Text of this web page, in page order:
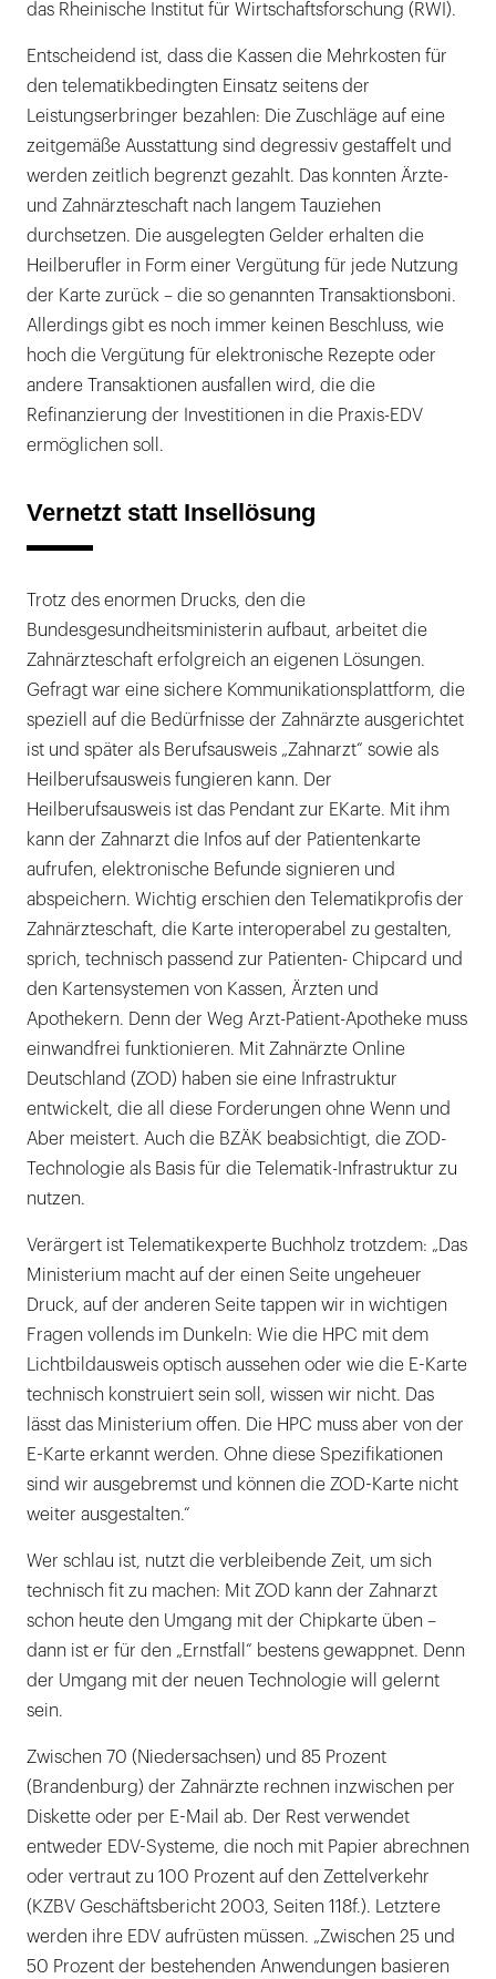
das Rheinische Institut für Wirtschaftsforschung (RWI).
Entscheidend ist, dass die Kassen die Mehrkosten für
den telematikbedingten Einsatz seitens der
Leistungserbringer bezahlen: Die Zuschläge auf eine
zeitgemäße Ausstattung sind degressiv gestaffelt und
werden zeitlich begrenzt gezahlt. Das konnten Ärzte-
und Zahnärzteschaft nach langem Tauziehen
durchsetzen. Die ausgelegten Gelder erhalten die
Heilberufler in Form einer Vergütung für jede Nutzung
der Karte zurück – die so genannten Transaktionsboni.
Allerdings gibt es noch immer keinen Beschluss, wie
hoch die Vergütung für elektronische Rezepte oder
andere Transaktionen ausfallen wird, die die
Refinanzierung der Investitionen in die Praxis-EDV
ermöglichen soll.
Vernetzt statt Insellösung
Trotz des enormen Drucks, den die
Bundesgesundheitsministerin aufbaut, arbeitet die
Zahnärzteschaft erfolgreich an eigenen Lösungen.
Gefragt war eine sichere Kommunikationsplattform, die
speziell auf die Bedürfnisse der Zahnärzte ausgerichtet
ist und später als Berufsausweis „Zahnarzt“ sowie als
Heilberufsausweis fungieren kann. Der
Heilberufsausweis ist das Pendant zur EKarte. Mit ihm
kann der Zahnarzt die Infos auf der Patientenkarte
aufrufen, elektronische Befunde signieren und
abspeichern. Wichtig erschien den Telematikprofis der
Zahnärzteschaft, die Karte interoperabel zu gestalten,
sprich, technisch passend zur Patienten- Chipcard und
den Kartensystemen von Kassen, Ärzten und
Apothekern. Denn der Weg Arzt-Patient-Apotheke muss
einwandfrei funktionieren. Mit Zahnärzte Online
Deutschland (ZOD) haben sie eine Infrastruktur
entwickelt, die all diese Forderungen ohne Wenn und
Aber meistert. Auch die BZÄK beabsichtigt, die ZOD-
Technologie als Basis für die Telematik-Infrastruktur zu
nutzen.
Verärgert ist Telematikexperte Buchholz trotzdem: „Das
Ministerium macht auf der einen Seite ungeheuer
Druck, auf der anderen Seite tappen wir in wichtigen
Fragen vollends im Dunkeln: Wie die HPC mit dem
Lichtbildausweis optisch aussehen oder wie die E-Karte
technisch konstruiert sein soll, wissen wir nicht. Das
lässt das Ministerium offen. Die HPC muss aber von der
E-Karte erkannt werden. Ohne diese Spezifikationen
sind wir ausgebremst und können die ZOD-Karte nicht
weiter ausgestalten.“
Wer schlau ist, nutzt die verbleibende Zeit, um sich
technisch fit zu machen: Mit ZOD kann der Zahnarzt
schon heute den Umgang mit der Chipkarte üben –
dann ist er für den „Ernstfall“ bestens gewappnet. Denn
der Umgang mit der neuen Technologie will gelernt
sein.
Zwischen 70 (Niedersachsen) und 85 Prozent
(Brandenburg) der Zahnärzte rechnen inzwischen per
Diskette oder per E-Mail ab. Der Rest verwendet
entweder EDV-Systeme, die noch mit Papier abrechnen
oder vertraut zu 100 Prozent auf den Zettelverkehr
(KZBV Geschäftsbericht 2003, Seiten 118f.). Letztere
werden ihre EDV aufrüsten müssen. „Zwischen 25 und
50 Prozent der bestehenden Anwendungen basieren